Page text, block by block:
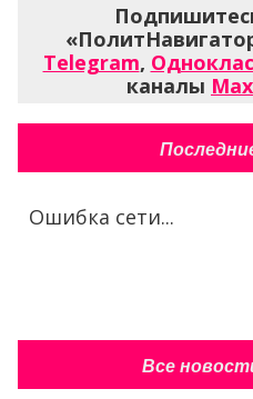
Telegram,
каналы Max
Ошибка сети...
Все